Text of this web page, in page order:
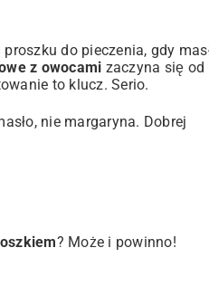
do pieczenia, gdy
z owocami zaczyna się od
to klucz. Serio.
nie margaryna. Dobrej
? Może i powinno!